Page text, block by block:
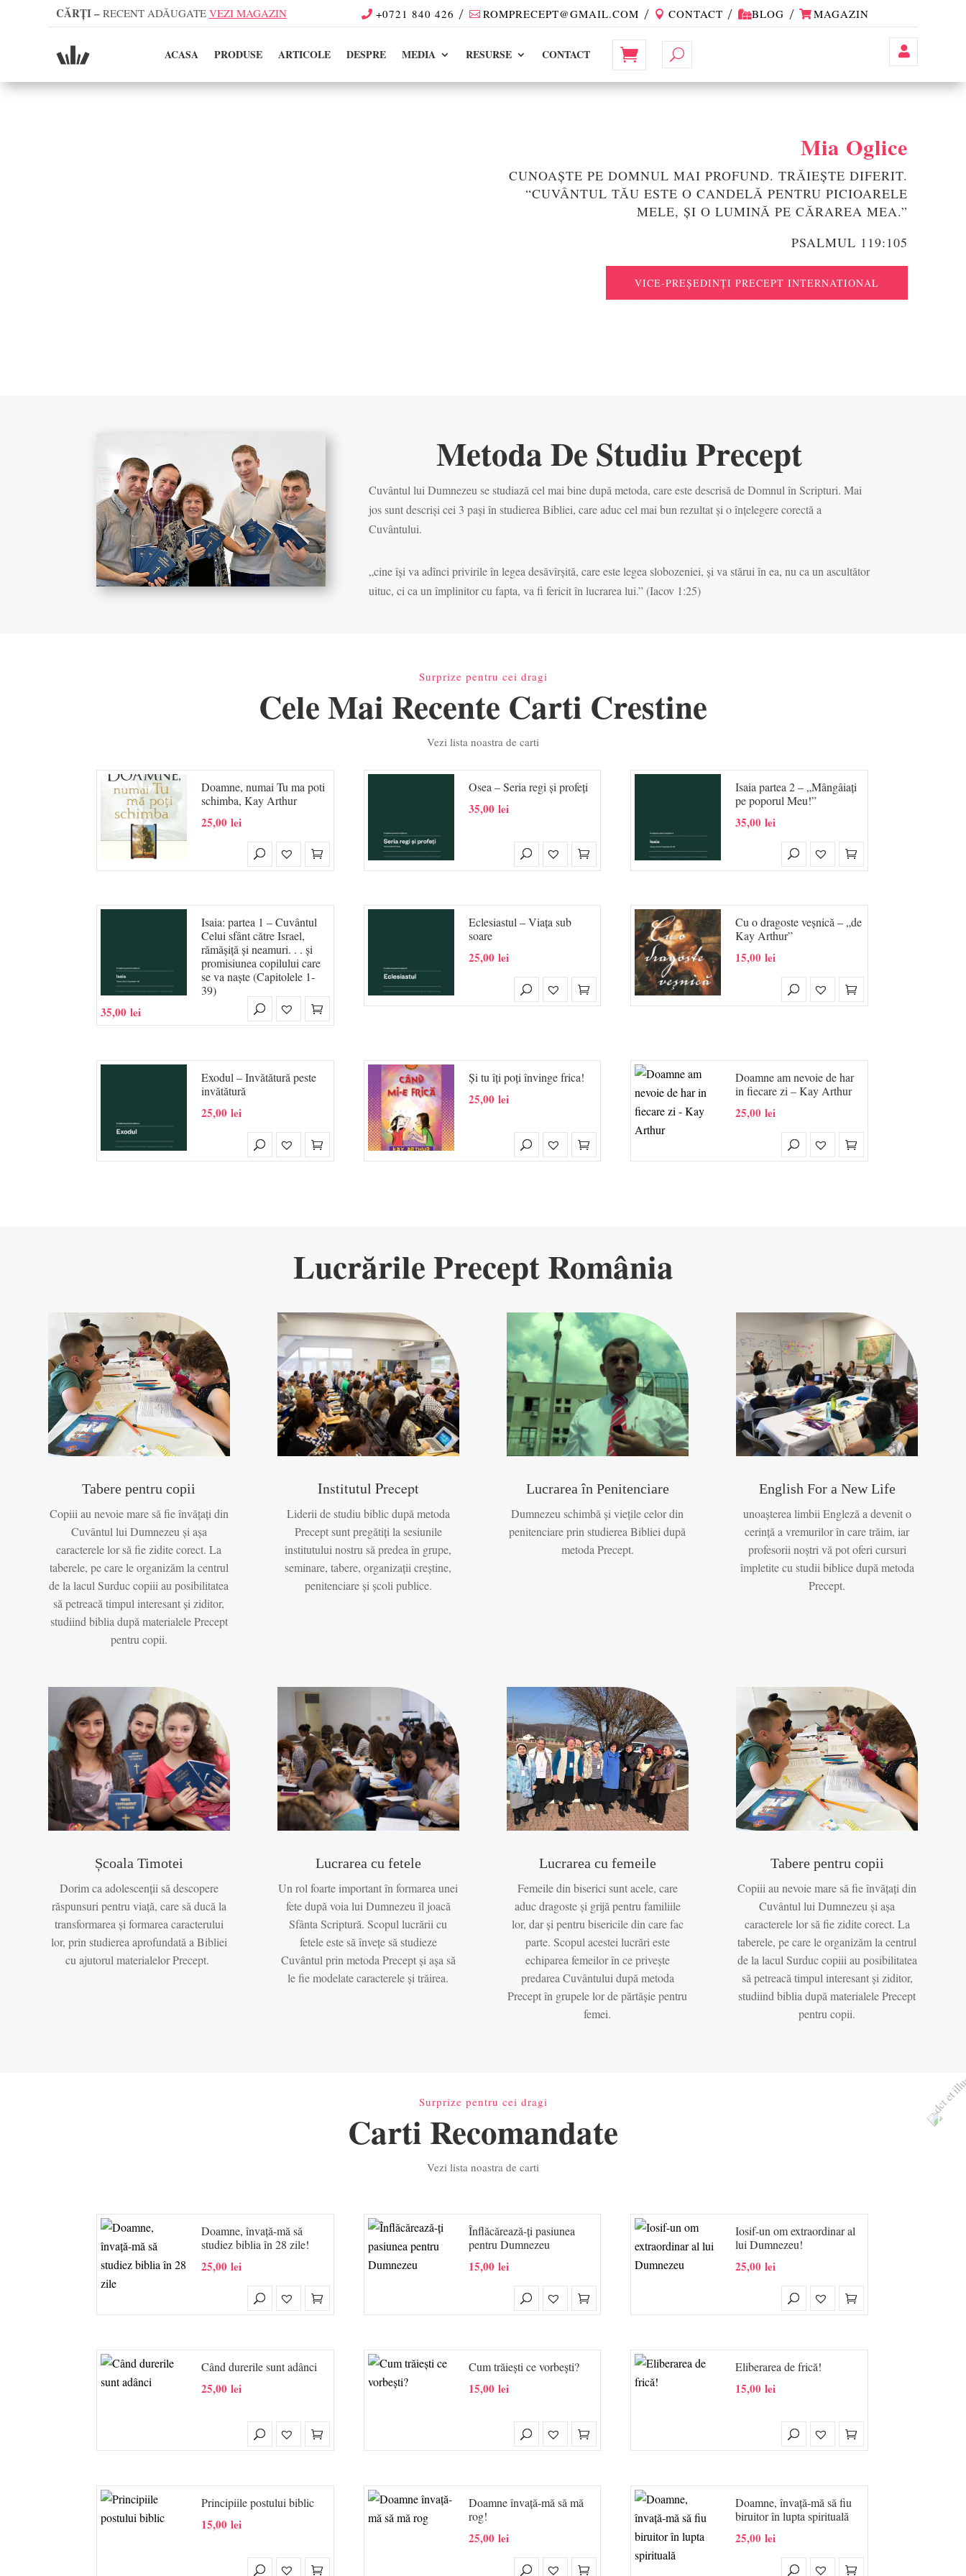
CĂRȚI–RECENT ADĂUGATE VEZI MAGAZIN +0721 840 426 ROMPRECEPT@GMAIL.COM CONTACT BLOG MAGAZIN
ACASA PRODUSE ARTICOLE DESPRE MEDIA RESURSE CONTACT
Mia Oglice
CUNOAȘTE PE DOMNUL MAI PROFUND. TRĂIEȘTE DIFERIT.
“CUVÂNTUL TĂU ESTE O CANDELĂ PENTRU PICIOARELE
MELE, ȘI O LUMINĂ PE CĂRAREA MEA.”
PSALMUL 119:105
VICE-PREȘEDINȚI PRECEPT INTERNATIONAL
Metoda De Studiu Precept
Cuvântul lui Dumnezeu se studiază cel mai bine după metoda, care este descrisă de Domnul în Scripturi. Mai
jos sunt descriși cei 3 pași în studierea Bibliei, care aduc cel mai bun rezultat și o înțelegere corectă a
Cuvântului.
„cineîși va adînci privirile în legea desăvîrșită, care este legea slobozeniei, și va stărui în ea, nu ca un ascultător
uituc, ci ca un împlinitor cu fapta, va fi fericit în lucrarea lui.” (Iacov 1:25)
Surprize pentru cei dragi
Cele Mai Recente Carti Crestine
Vezi lista noastra de carti
Doamne, numai Tu ma poti
schimba, Kay Arthur
25,00lei
Osea – Seria regi și profeți
35,00 lei
Isaia partea 2 – „Mângâiați
pe poporul Meu!”
35,00lei
Isaia: partea 1 – Cuvântul
Celui sfânt către Israel,
rămășiță și neamuri. . . și
promisiunea copilului care
se va naște (Capitolele 1-
39)
35,00lei
Eclesiastul – Viața sub
soare
25,00 lei
Cu o dragoste veșnică – „de
Kay Arthur”
15,00lei
Exodul – Invătătură peste
invătătură
25,00lei
Și tu îți poți învinge frica!
25,00 lei
Doamne am nevoie de har
in fiecare zi – Kay Arthur
25,00lei
Lucrările Precept România
Tabere pentru copii
Copiii au nevoie mare să fie învățați din
Cuvântul lui Dumnezeu și așa
caracterele lor să fie zidite corect. La
taberele, pe care le organizăm la centrul
de la lacul Surduc copiii au posibilitatea
să petreacă timpul interesant și ziditor,
studiind biblia după materialele Precept
pentru copii.
Institutul Precept
Liderii de studiu biblic după metoda
Precept sunt pregătiți la sesiunile
institutului nostru să predea în grupe,
seminare, tabere, organizații creștine,
penitenciare și școli publice.
Lucrarea în Penitenciare
Dumnezeu schimbă și viețile celor din
penitenciare prin studierea Bibliei după
metoda Precept.
English For a New Life
unoașterea limbii Engleză a devenit o
cerință a vremurilor în care trăim, iar
profesorii noștri vă pot oferi cursuri
împletite cu studii biblice după metoda
Precept.
Școala Timotei
Dorim ca adolescenții să descopere
răspunsuri pentru viață, care să ducă la
transformarea și formarea caracterului
lor, prin studierea aprofundată a Bibliei
cu ajutorul materialelor Precept.
Lucrarea cu fetele
Un rol foarte important în formarea unei
fete după voia lui Dumnezeu îl joacă
Sfânta Scriptură. Scopul lucrării cu
fetele este să învețe să studieze
Cuvântul prin metoda Precept și așa să
le fie modelate caracterele și trăirea.
Lucrarea cu femeile
Femeile din biserici sunt acele, care
aduc dragoste și grijă pentru familiile
lor, dar și pentru bisericile din care fac
parte. Scopul acestei lucrări este
echiparea femeilor în ce privește
predarea Cuvântului după metoda
Precept în grupele lor de părtășie pentru
femei.
Tabere pentru copii
Copiii au nevoie mare să fie învățați din
Cuvântul lui Dumnezeu și așa
caracterele lor să fie zidite corect. La
taberele, pe care le organizăm la centrul
de la lacul Surduc copiii au posibilitatea
să petreacă timpul interesant și ziditor,
studiind biblia după materialele Precept
pentru copii.
Surprize pentru cei dragi
Carti Recomandate
Vezi lista noastra de carti
Doamne, învață-mă să
studiez biblia în 28 zile!
25,00lei
Înflăcărează-ţi pasiunea
pentru Dumnezeu
15,00 lei
Iosif-un om extraordinar al
lui Dumnezeu!
25,00lei
Când durerile sunt adânci
25,00lei
Cum trăiești ce vorbești?
15,00 lei
Eliberarea de frică!
15,00lei
Principiile postului biblic
15,00lei
Doamne învaţă-mă să mă
rog!
25,00 lei
Doamne, învață-mă să fiu
biruitor în lupta spirituală
25,00lei